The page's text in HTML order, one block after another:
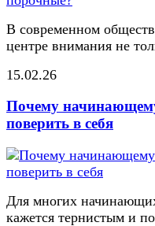
В современном
центре внимания не
15.02.26
Почему
поверить в себя
Для многих
кажется тернистым и